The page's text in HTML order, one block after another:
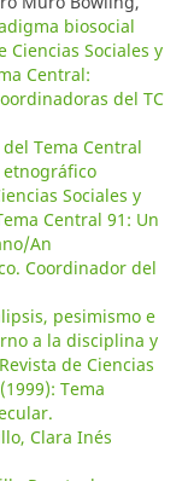
biosocial
Ciencias Sociales y
Central:
del TC
Tema Central
Sociales y
Central 91: Un
An
Coordinador del
pesimismo e
a la disciplina y
de Ciencias
Tema
Clara Inés